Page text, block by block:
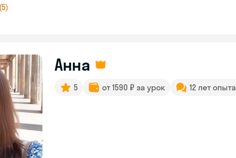
Анна
5 от 1590 ₽ за урок 12 лет опыта